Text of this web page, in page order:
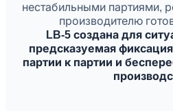
нестабильными партиями,
производителю
LB-5 создана для
предсказуемая
партии к партии и